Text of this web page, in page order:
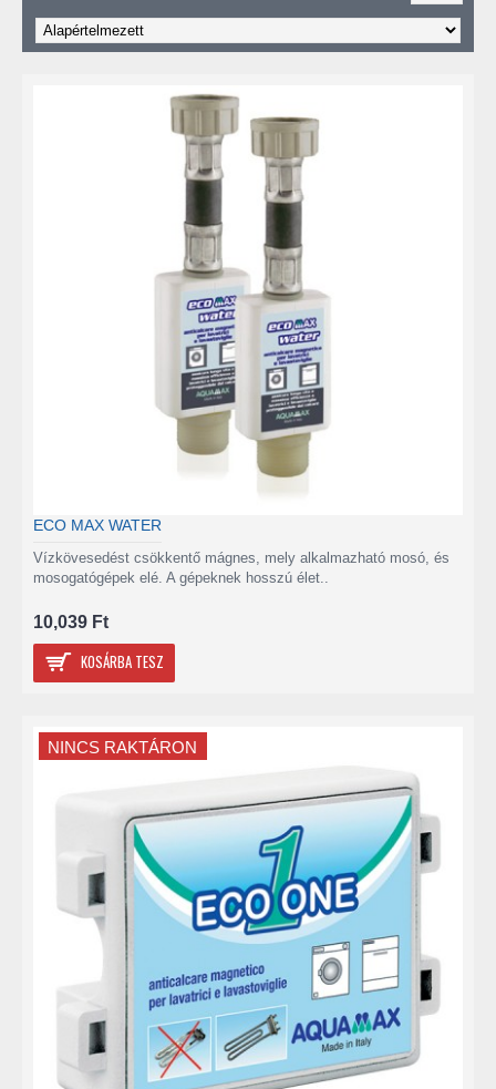
ECO MAX WATER
Vízkövesedést csökkentő mágnes, mely alkalmazható mosó, és
mosogatógépek elé. A gépeknek hosszú élet..
10,039 Ft
KOSÁRBA TESZ
NINCS RAKTÁRON